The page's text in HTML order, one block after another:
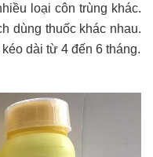
loại côn trùng khác.
dùng thuốc khác nhau.
dài từ 4 đến 6 tháng.